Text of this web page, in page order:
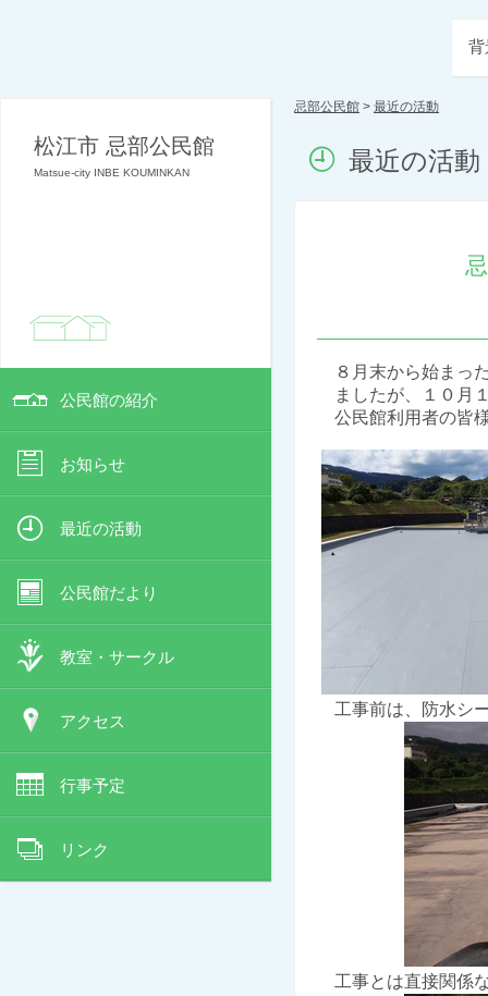
松江市 忌部公民館
Matsue-city INBE KOUMINKAN
公民館の紹介
お知らせ
最近の活動
公民館だより
教室・サークル
アクセス
行事予定
リンク
背
忌部公民館 > 最近の活動
最近の活動
８月末から始まっ
ましたが、１０月
公民館利用者の皆
工事前は、防水シ
工事とは直接関係